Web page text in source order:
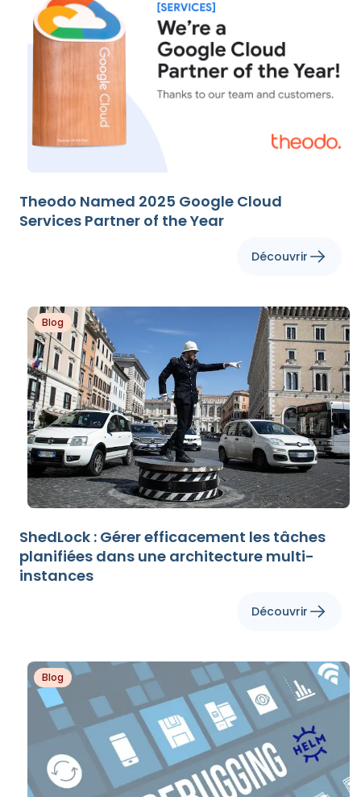
Theodo Named 2025 Google Cloud
Services Partner of the Year
Découvrir
Blog
ShedLock : Gérer efficacement les tâches
planifiées dans une architecture multi-
instances
Découvrir
Blog